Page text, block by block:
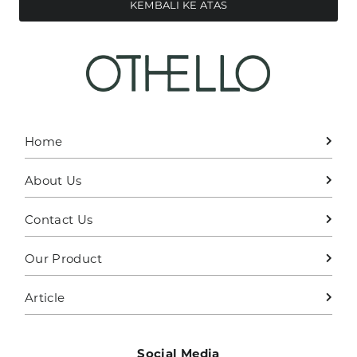
KEMBALI KE ATAS
Home
About Us
Contact Us
Our Product
Article
Social Media